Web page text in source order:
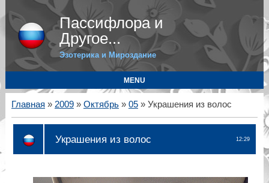
Пассифлора и
Другое...
Эзотерика и Мироздание
MENU
Главная » 2009 » Октябрь » 05» Украшения из волос
12:29
Украшения из волос